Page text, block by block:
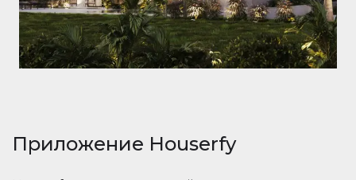
Приложение Houserfy